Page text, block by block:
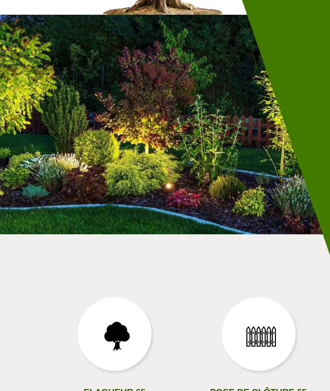
Marc si vous voyez
à avoir de la hauteur.
rapidement et
gazon ou herbe
des méthodes
tant que
65170 sera
de notre entreprise
Welty Marc.
Les pelouses nécessitent
beaucoup d'attention de la part
des propriétaires des terrains. En
effet, il est indispensable de
réaliser des travaux de ton
Les travaux de tonte permettent de maintenir l'aspect esthétique des
jardins. En effet, il est très important de faire ces interventions de
manière régulière. Afin de réaliser ces tâches, il est nécessaire de faire
appel à un professionnel en la matière. N'oubliez pas qu'il peut
proposer des tarifs qui sont intéressants et accessibles à beaucoup de
monde. Pour recueillir d'autres informations, veuillez le téléphoner
directement. Il est aussi possible de faire une visite de ses locaux.